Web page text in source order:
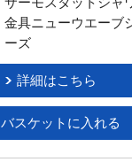
金具ニューウエーブ
ーズ
詳細はこちら
バスケットに入れる